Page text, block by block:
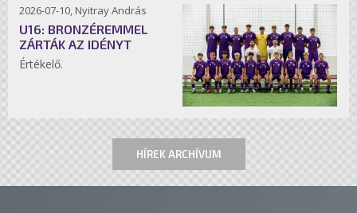
2026-07-10, Nyitray András
U16: BRONZÉREMMEL
ZÁRTÁK AZ IDÉNYT
Értékelő.
HÍREK ARCHÍVUM